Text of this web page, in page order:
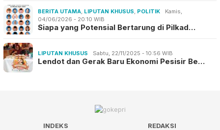
BERITA UTAMA, LIPUTAN KHUSUS, POLITIK
Kamis,
04/06/2026 - 20:10 WIB
Siapa yang Potensial Bertarung di Pilkad…
LIPUTAN KHUSUS Sabtu, 22/11/2025 - 10:56 WIB
Lendot dan Gerak Baru Ekonomi Pesisir Be…
INDEKS
REDAKSI